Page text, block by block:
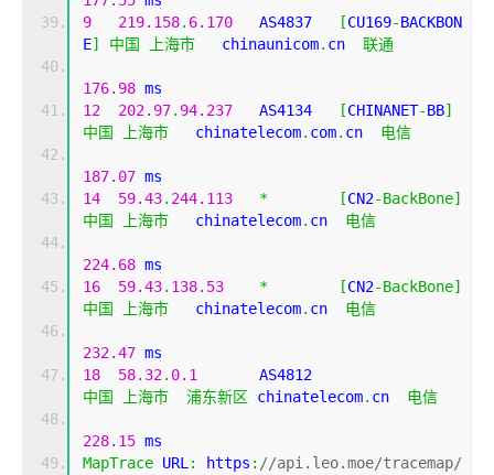
9
219.158. 6.170
   AS4837
[CU169-BACKBON
E] 中国 上海市
   chinaunicom
. cn 联通
176.98 ms
12
202.97. 94.237
   AS4134
[CHINANET-BB]
中国
上海市
   chinatelecom
. com. cn 电信
187.07 ms
14
59.43. 244.113 * [CN2-BackBone]
中国
上海市
   chinatelecom
. cn 电信
224.68 ms
16
59.43. 138.53 * [CN2-BackBone]
中国
上海市
   chinatelecom
. cn 电信
232.47 ms
18
58.32. 0.1
中国
上海市 浦东新区 chinatelecom. cn 电信
228.15 ms
MapTrace URL: https : //api.leo.moe/tracemap/